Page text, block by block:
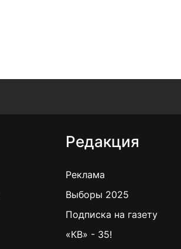
Редакция
Реклама
Выборы 2025
Подписка на газету
«КВ» - 35!